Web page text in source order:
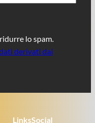
lo spam.
derivati dai
LinksSocial